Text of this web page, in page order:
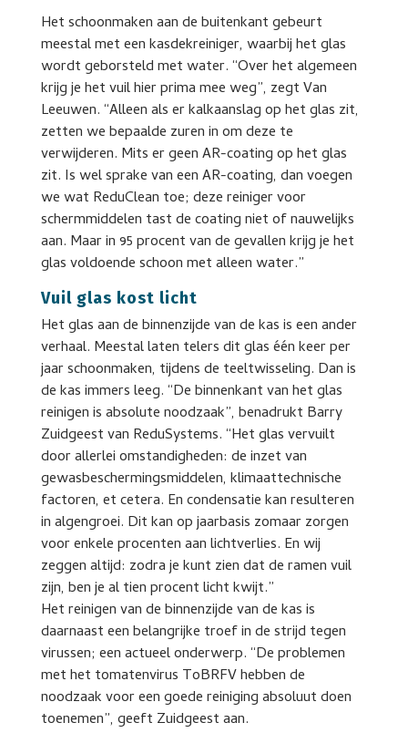
Het schoonmaken aan de buitenkant gebeurt
meestal met een kasdekreiniger, waarbij het glas
wordt geborsteld met water. “Over het algemeen
krijg je het vuil hier prima mee weg”, zegt Van
Leeuwen. “Alleen als er kalkaanslag op het glas zit,
zetten we bepaalde zuren in om deze te
verwijderen. Mits er geen AR-coating op het glas
zit. Is wel sprake van een AR-coating, dan voegen
we wat ReduClean toe; deze reiniger voor
schermmiddelen tast de coating niet of nauwelijks
aan. Maar in 95 procent van de gevallen krijg je het
glas voldoende schoon met alleen water.”
Vuil glas kost licht
Het glas aan de binnenzijde van de kas is een ander
verhaal. Meestal laten telers dit glas één keer per
jaar schoonmaken, tijdens de teeltwisseling. Dan is
de kas immers leeg. “De binnenkant van het glas
reinigen is absolute noodzaak”, benadrukt Barry
Zuidgeest van ReduSystems. “Het glas vervuilt
door allerlei omstandigheden: de inzet van
gewasbeschermingsmiddelen, klimaattechnische
factoren, et cetera. En condensatie kan resulteren
in algengroei. Dit kan op jaarbasis zomaar zorgen
voor enkele procenten aan lichtverlies. En wij
zeggen altijd: zodra je kunt zien dat de ramen vuil
zijn, ben je al tien procent licht kwijt.”
Het reinigen van de binnenzijde van de kas is
daarnaast een belangrijke troef in de strijd tegen
virussen; een actueel onderwerp. “De problemen
met het tomatenvirus ToBRFV hebben de
noodzaak voor een goede reiniging absoluut doen
toenemen”, geeft Zuidgeest aan.